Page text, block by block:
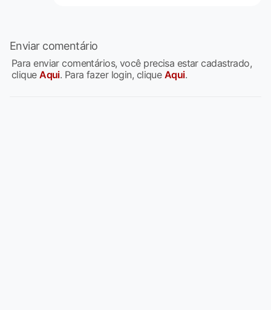
Enviar comentário
Para enviar comentários, você precisa estar cadastrado,
cliqueAqui. Para fazer login, clique Aqui.